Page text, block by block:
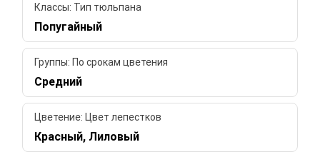
Классы: Тип тюльпана
Попугайный
Группы: По срокам цветения
Средний
Цветение: Цвет лепестков
Красный, Лиловый